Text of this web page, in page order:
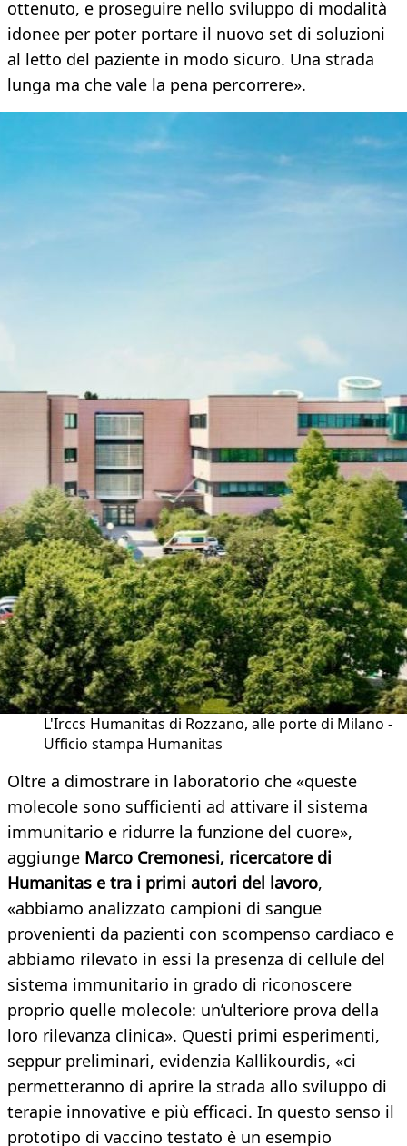
ottenuto, e proseguire nello sviluppo di modalità
idonee per poter portare il nuovo set di soluzioni
al letto del paziente in modo sicuro. Una strada
lunga ma che vale la pena percorrere».
L'Irccs Humanitas di Rozzano, alle porte di Milano -
Ufficio stampa Humanitas
Oltre a dimostrare in laboratorio che «queste
molecole sono sufficienti ad attivare il sistema
immunitario e ridurre la funzione del cuore»,
aggiunge Marco Cremonesi, ricercatore di
Humanitas e tra i primi autori del lavoro,
«abbiamo analizzato campioni di sangue
provenienti da pazienti con scompenso cardiaco e
abbiamo rilevato in essi la presenza di cellule del
sistema immunitario in grado di riconoscere
proprio quelle molecole: un’ulteriore prova della
loro rilevanza clinica». Questi primi esperimenti,
seppur preliminari, evidenzia Kallikourdis, «ci
permetteranno di aprire la strada allo sviluppo di
terapie innovative e più efficaci. In questo senso il
prototipo di vaccino testato è un esempio